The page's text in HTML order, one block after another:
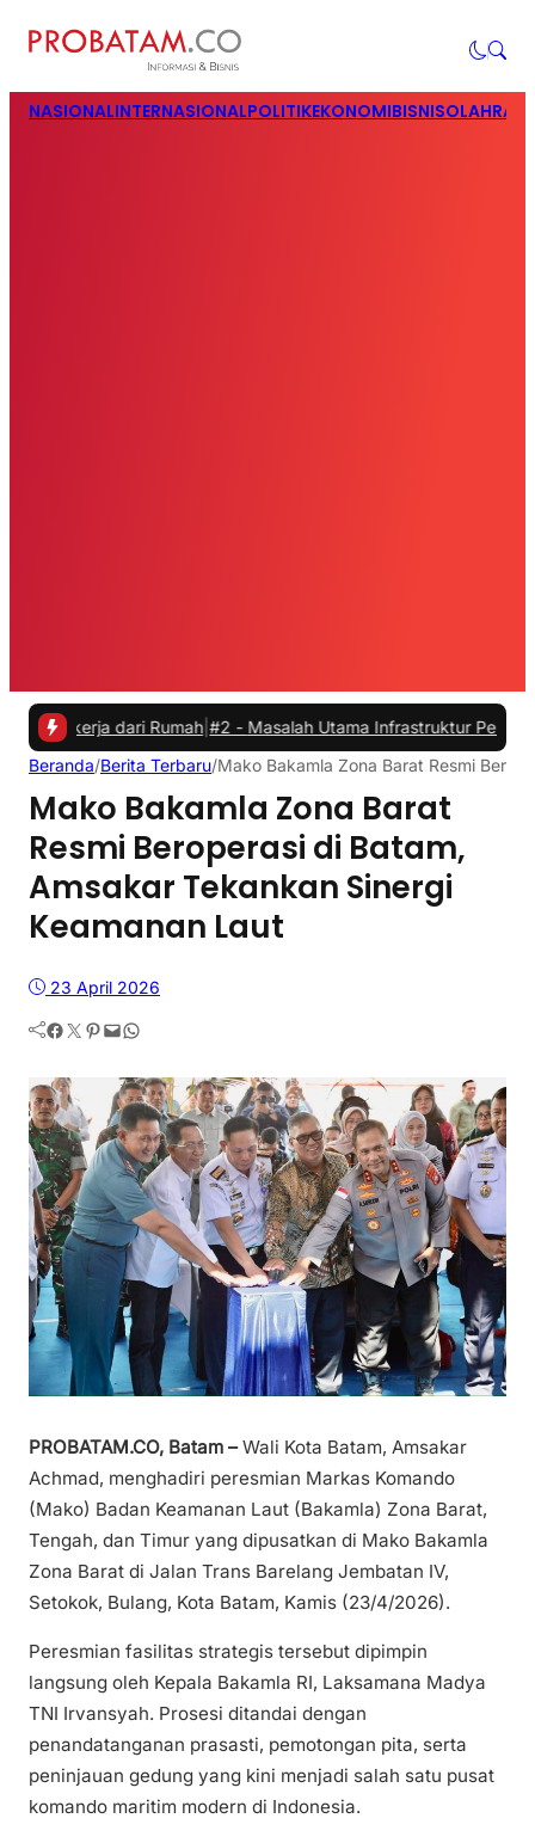
NASIONALINTERNASIONALPOLITIKEKONOMIBISNIS
dari Rumah |#2 -Masalah Utama Infrastruktur Pengisian Daya
Beranda/Berita Terbaru/Mako Bakamla Zona Barat Resmi
Mako Bakamla Zona Barat
Resmi Beroperasi di Batam,
Amsakar Tekankan Sinergi
Keamanan Laut
23 April 2026
Facebook Twitter Pinterest Mail WhatsApp
PROBATAM.CO, Batam –Wali Kota Batam, Amsakar
Achmad, menghadiri peresmian Markas Komando
(Mako) Badan Keamanan Laut (Bakamla) Zona Barat,
Tengah, dan Timur yang dipusatkan di Mako Bakamla
Zona Barat di Jalan Trans Barelang Jembatan IV,
Setokok, Bulang, Kota Batam, Kamis (23/4/2026).
Peresmian fasilitas strategis tersebut dipimpin
langsung oleh Kepala Bakamla RI, Laksamana Madya
TNI Irvansyah. Prosesi ditandai dengan
penandatanganan prasasti, pemotongan pita, serta
peninjauan gedung yang kini menjadi salah satu pusat
komando maritim modern di Indonesia.